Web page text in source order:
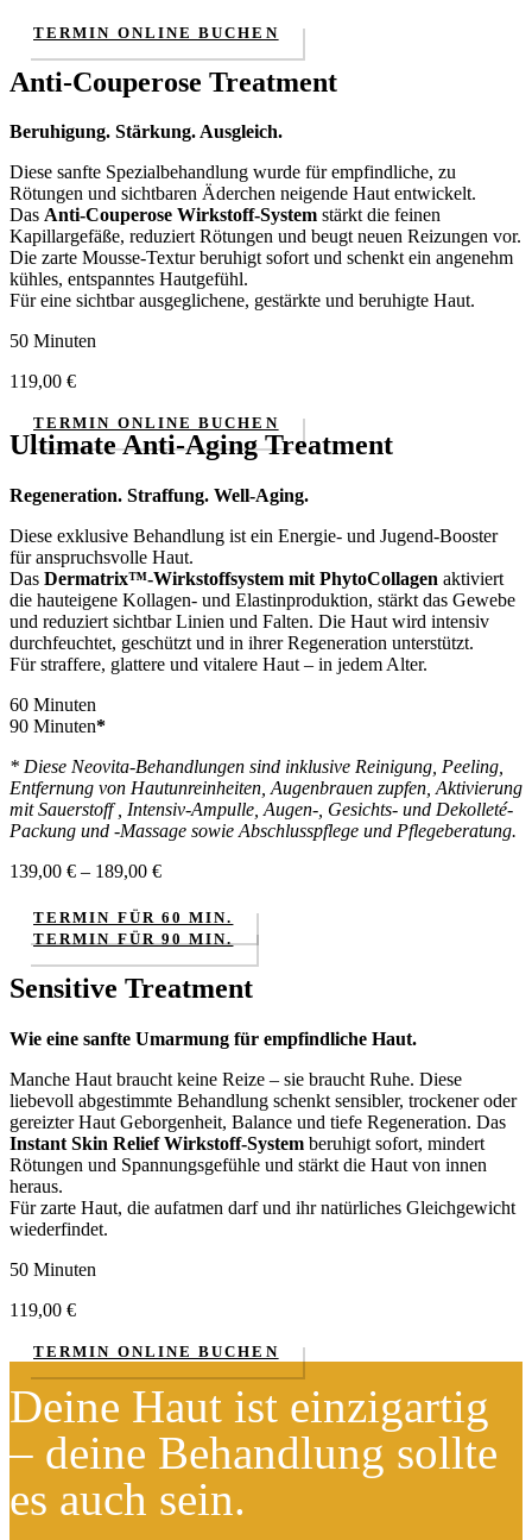
TERMIN ONLINE BUCHEN
Anti-Couperose Treatment
Beruhigung. Stärkung. Ausgleich.
Diese sanfte Spezialbehandlung wurde für empfindliche, zu
Rötungen und sichtbaren Äderchen neigende Haut entwickelt.
Das Anti-Couperose Wirkstoff-System stärkt die feinen
Kapillargefäße, reduziert Rötungen und beugt neuen Reizungen vor.
Die zarte Mousse-Textur beruhigt sofort und schenkt ein angenehm
kühles, entspanntes Hautgefühl.
Für eine sichtbar ausgeglichene, gestärkte und beruhigte Haut.
50 Minuten
119,00 €
TERMIN ONLINE BUCHEN
Ultimate Anti-Aging Treatment
Regeneration. Straffung. Well-Aging.
Diese exklusive Behandlung ist ein Energie- und Jugend-Booster
für anspruchsvolle Haut.
Das Dermatrix™-Wirkstoffsystem mit PhytoCollagen aktiviert
die hauteigene Kollagen- und Elastinproduktion, stärkt das Gewebe
und reduziert sichtbar Linien und Falten. Die Haut wird intensiv
durchfeuchtet, geschützt und in ihrer Regeneration unterstützt.
Für straffere, glattere und vitalere Haut – in jedem Alter.
60 Minuten
90 Minuten*
* Diese Neovita-Behandlungen sind inklusive Reinigung, Peeling,
Entfernung von Hautunreinheiten, Augenbrauen zupfen, Aktivierung
mit Sauerstoff , Intensiv-Ampulle, Augen-, Gesichts- und Dekolleté-
Packung und -Massage sowie Abschlusspflege und Pflegeberatung.
139,00 € – 189,00 €
TERMIN FÜR 60 MIN.
TERMIN FÜR 90 MIN.
Sensitive Treatment
Wie eine sanfte Umarmung für empfindliche Haut.
Manche Haut braucht keine Reize – sie braucht Ruhe. Diese
liebevoll abgestimmte Behandlung schenkt sensibler, trockener oder
gereizter Haut Geborgenheit, Balance und tiefe Regeneration. Das
Instant Skin Relief Wirkstoff-System beruhigt sofort, mindert
Rötungen und Spannungsgefühle und stärkt die Haut von innen
heraus.
Für zarte Haut, die aufatmen darf und ihr natürliches Gleichgewicht
wiederfindet.
50 Minuten
119,00 €
TERMIN ONLINE BUCHEN
Deine Haut ist einzigartig
– deine Behandlung sollte
es auch sein.